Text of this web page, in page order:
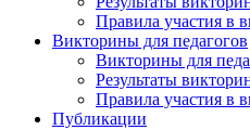
Правила участия в
Викторины для педагогов
Викторины для
Результаты
Правила участия в
Публикации